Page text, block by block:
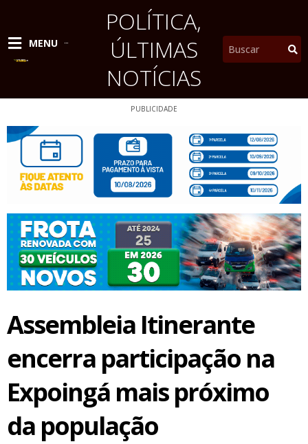
conteúdo
MENU
POLÍTICA,
ÚLTIMAS
NOTÍCIAS
Pesquisar
PUBLICIDADE
Assembleia Itinerante
encerra participação na
Expoingá mais próximo
da população